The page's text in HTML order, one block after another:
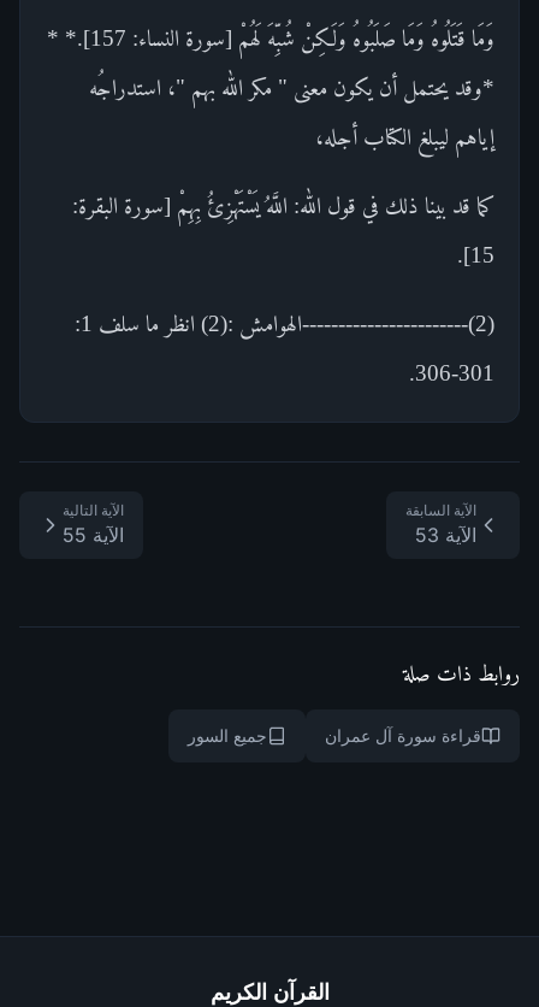
وَمَا قَتَلُوهُ وَمَا صَلَبُوهُ وَلَكِنْ شُبِّهَ لَهُمْ [سورة النساء: 157].* *
*وقد يحتمل أن يكون معنى " مكر الله بهم "، استدراجُه
إياهم ليبلغ الكتاب أجله،
كما قد بينا ذلك في قول الله: اللَّهُ يَسْتَهْزِئُ بِهِمْ [سورة البقرة:
15].
(2)-----------------------الهوامش :(2) انظر ما سلف 1:
301-306.
الآية السابقة
الآية 53
الآية التالية
الآية 55
روابط ذات صلة
قراءة سورة آل عمران جميع السور
القرآن الكريم